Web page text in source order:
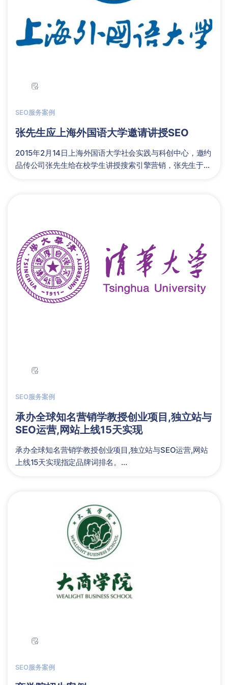
SEO服务案例
张先生应上海外国语大学邀请讲授SEO
2015年2月14日上海外国语大学社会实践与科创中心，邀约
品传公司张先生给在校学生讲授搜索引擎营销，张先生于
SEO服务案例
承办全球知名营销学教授创业项目,独立站与
SEO运营,网站上线15天实现
承办全球知名营销学教授创业项目,独立站与SEO运营,网站
上线15天实现指定品牌词排名。...
SEO服务案例